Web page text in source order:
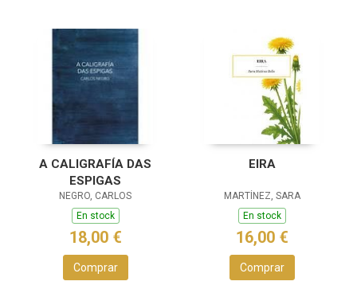
A CALIGRAFÍA DAS
ESPIGAS
NEGRO, CARLOS
En stock
18,00 €
Comprar
EIRA
MARTÍNEZ, SARA
En stock
16,00 €
Comprar